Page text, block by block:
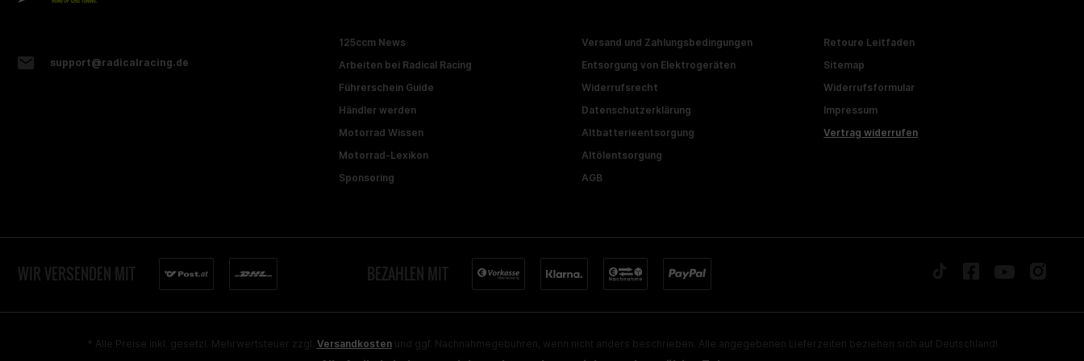
support@radicalracing.de
125ccm News
Arbeiten bei Radical Racing
Führerschein Guide
Händler werden
Motorrad Wissen
Motorrad-Lexikon
Sponsoring
Versand und Zahlungsbedingungen
Entsorgung von Elektrogeräten
Widerrufsrecht
Datenschutzerklärung
Altbatterieentsorgung
Altölentsorgung
AGB
Retoure Leitfaden
Sitemap
Widerrufsformular
Impressum
Vertrag widerrufen
WIR VERSENDEN MIT BEZAHLEN MIT
* Alle Preise inkl. gesetzl. Mehrwertsteuer zzgl. Versandkostenund ggf. Nachnahmegebühren, wenn nicht anders beschrieben. Alle angegebenen Lieferzeiten beziehen sich auf Deutschland!